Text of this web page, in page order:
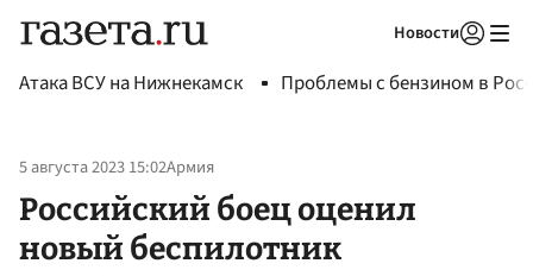
Новости
Атака ВСУ на Нижнекамск Проблемы с бензином в
5 августа 2023 15:02Армия
Российский боец оценил
новый беспилотник